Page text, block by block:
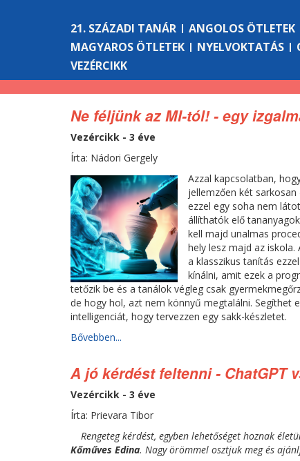
21. SZÁZADI TANÁR ANGOLOS ÖTLETEK
MAGYAROS ÖTLETEK
NYELVOKTATÁS
VEZÉRCIKK
Ne féljünk az MI-tól! - egy
Vezércikk - 3 éve
Írta: Nádori Gergely
Azzal kapcsolatban,
jellemzően két
ezzel egy soha nem
állíthatók elő
kell majd unalmas
hely lesz majd az
a klasszikus tanítás
kínálni, amit ezek a
tetőzik be és a tanálok végleg csak
de hogy hol, azt nem könnyű megtalálni. Segíthet
intelligenciát, hogy tervezzen egy sakk-készletet.
Bővebben...
A jó kérdést feltenni - ChatGPT
Vezércikk - 3 éve
Írta: Prievara Tibor
Rengeteg kérdést, egyben lehetőséget hoznak
Kőműves Edina. Nagy örömmel osztjuk meg és